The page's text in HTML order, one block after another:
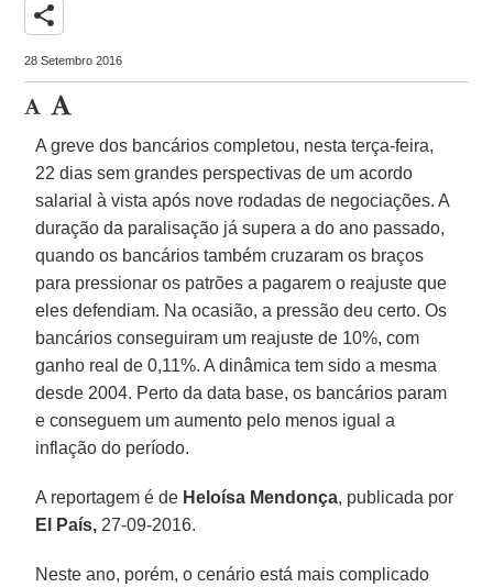
share
28 Setembro 2016
A greve dos bancários completou, nesta terça-feira,
22 dias sem grandes perspectivas de um acordo
salarial à vista após nove rodadas de negociações. A
duração da paralisação já supera a do ano passado,
quando os bancários também cruzaram os braços
para pressionar os patrões a pagarem o reajuste que
eles defendiam. Na ocasião, a pressão deu certo. Os
bancários conseguiram um reajuste de 10%, com
ganho real de 0,11%. A dinâmica tem sido a mesma
desde 2004. Perto da data base, os bancários param
e conseguem um aumento pelo menos igual a
inflação do período.
A reportagem é de Heloísa Mendonça, publicada por
El País, 27-09-2016.
Neste ano, porém, o cenário está mais complicado